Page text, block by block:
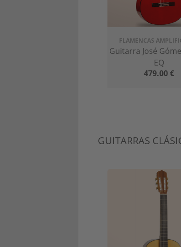
FLAMENCAS
Guitarra José
EQ
479.00€
GUITARRAS